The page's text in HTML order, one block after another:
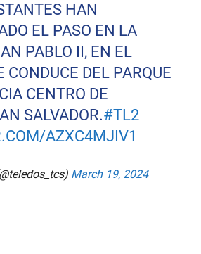
HAN
EL PASO EN LA
PABLO II, EN EL
CONDUCE DEL PARQUE
CENTRO DE
SALVADOR.#TL2
AZXC4MJIV1
March 19, 2024